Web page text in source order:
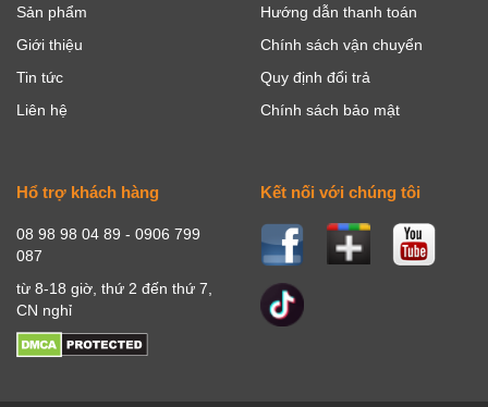
Sản phẩm
Giới thiệu
Tin tức
Liên hệ
Hướng dẫn thanh toán
Chính sách vận chuyển
Quy định đổi trả
Chính sách bảo mật
Hổ trợ khách hàng
08 98 98 04 89 - 0906 799
087
từ 8-18 giờ, thứ 2 đến thứ 7,
CN nghỉ
Kết nối với chúng tôi